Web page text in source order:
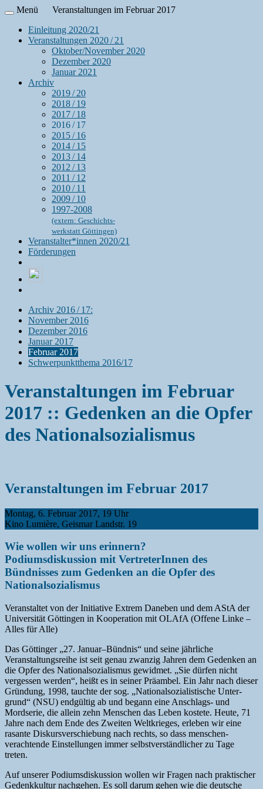
Menü Veranstaltungen im Februar 2017
Einleitung 2020/21
Veranstaltungen 2020 / 21
Oktober/November 2020
Dezember 2020
Januar 2021
Archiv
2019 / 20
2018 / 19
2017 / 18
2016 / 17
2015 / 16
2014 / 15
2013 / 14
2012 / 13
2011 / 12
2010 / 11
2009 / 10
1997-2008
(extern: Geschichts-
werkstatt Göttingen)
Veranstalter*innen 2020/21
Förderungen
Archiv 2016 / 17:
November 2016
Dezember 2016
Januar 2017
Februar 2017
Schwerpunktthema 2016/17
Veranstaltungen im Februar
2017 :: Gedenken an die Opfer
des Nationalsozialismus
Veranstaltungen im Februar 2017
Montag, 6. Februar 2017, 19 Uhr
Kino Lumière, Geismar Landstr. 19
Wie wollen wir uns erinnern?
Podiumsdiskussion mit VertreterInnen des
Bündnisses zum Gedenken an die Opfer des
Nationalsozialismus
Veranstaltet von der Initiative Extrem Daneben und dem AStA der
Universität Göttingen in Kooperation mit OLAfA (Offene Linke –
Alles für Alle)
Das Göttinger „27. Januar–Bündnis“ und seine jährliche
Veranstaltungs­reihe ist seit genau zwanzig Jahren dem Gedenken an
die Opfer des National­sozialismus gewidmet. „Sie dürfen nicht
vergessen werden“, heißt es in seiner Präambel. Ein Jahr nach dieser
Gründung, 1998, tauchte der sog. „National­sozialistische Unter­
grund“ (NSU) endgültig ab und begann eine Anschlags- und
Mordserie, die allein zehn Menschen das Leben kostete. Heute, 71
Jahre nach dem Ende des Zweiten Welt­krieges, erleben wir eine
rasante Diskurs­verschiebung nach rechts, so dass menschen­
verachtende Einstellungen immer selbst­verständlicher zu Tage
treten.
Auf unserer Podiums­diskussion wollen wir Fragen nach praktischer
Gedenk­kultur nachgehen. Es soll darum gehen wie die deutsche